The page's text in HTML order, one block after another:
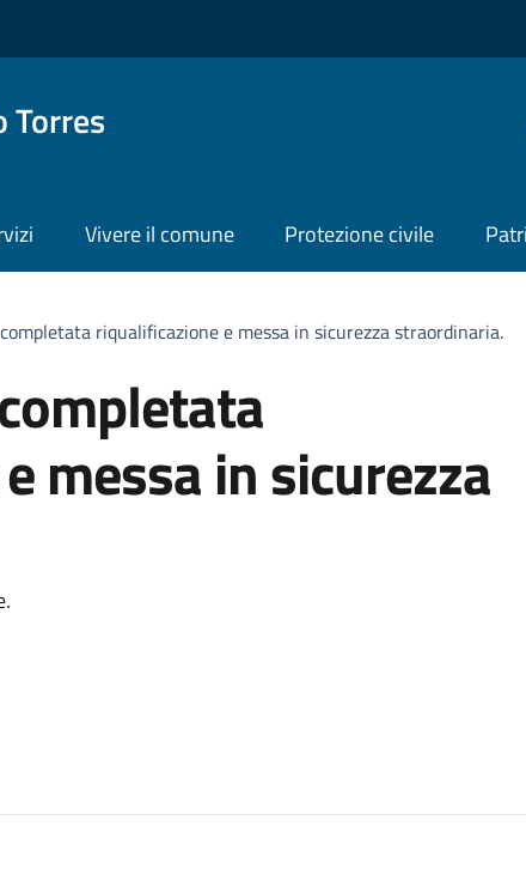
Torres
Vivere il comune Protezione civile
riqualificazione e messa in sicurezza straordinaria.
messa in sicurezza